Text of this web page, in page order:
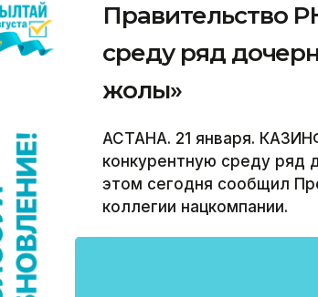
Правительство
среду ряд
жолы»
АСТАНА. 21 января.
конкурентную среду ряд
этом сегодня сообщил
коллегии нацкомпании.